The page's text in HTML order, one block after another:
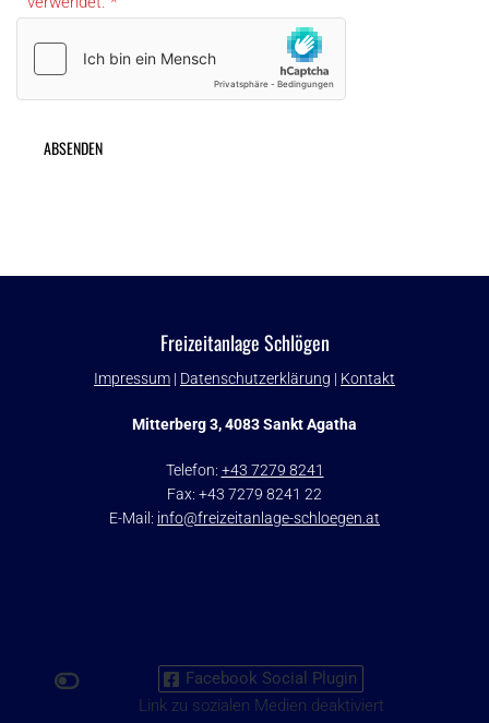
Freizeitanlage Schlögen
Impressum | Datenschutzerklärung | Kontakt
Mitterberg 3, 4083 Sankt Agatha
Telefon: +43 7279 8241
Fax: +43 7279 8241 22
E-Mail: info@freizeitanlage-schloegen.at
Facebook Social Plugin